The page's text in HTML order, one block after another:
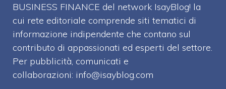
BUSINESS FINANCE del network IsayBlog! la
cui rete editoriale comprende siti tematici di
informazione indipendente che contano sul
contributo di appassionati ed esperti del settore.
Per pubblicità, comunicati e
collaborazioni: info@isayblog.com